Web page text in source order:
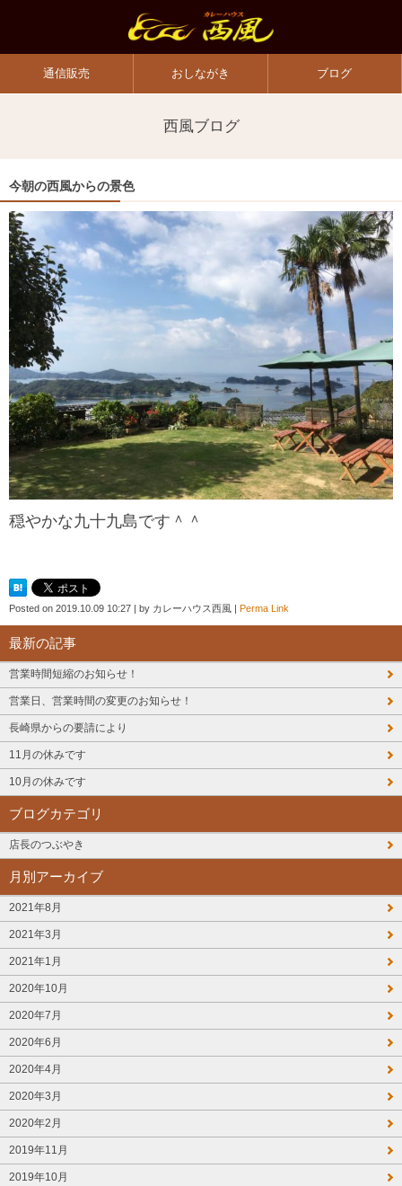
通信販売 おしながき ブログ
西風ブログ
今朝の西風からの景色
穏やかな九十九島です＾＾
Posted on 2019.10.09 10:27 | by カレーハウス西風 | Perma Link
最新の記事
営業時間短縮のお知らせ！
営業日、営業時間の変更のお知らせ！
長崎県からの要請により
11月の休みです
10月の休みです
ブログカテゴリ
店長のつぶやき
月別アーカイブ
2021年8月
2021年3月
2021年1月
2020年10月
2020年7月
2020年6月
2020年4月
2020年3月
2020年2月
2019年11月
2019年10月